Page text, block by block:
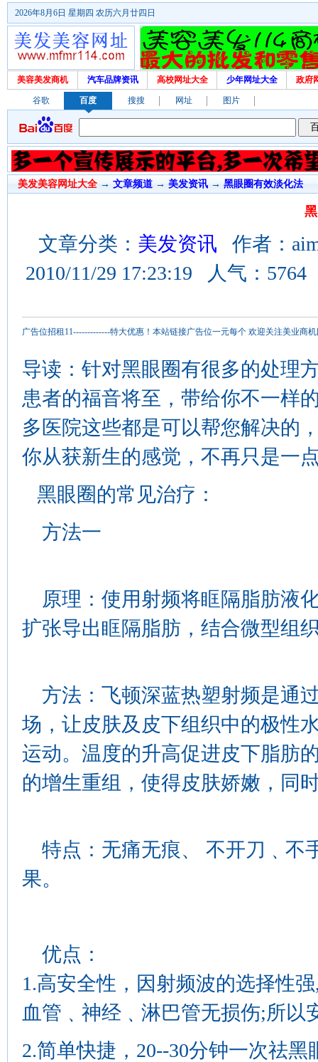
2026年8月6日 星期四 农历六月廿四日
美容美发商机 汽车品牌资讯 高校网址大全 少年网址大全 政府
谷歌 百度 搜搜 网址 图片
美发美容网址大全 → 文章频道→ 美发资讯 → 黑眼圈有效淡化法
文章分类： 美发资讯 作者：
2010/11/29 17:23:19 人气：
广告位招租11-------------特大优惠！本站链接广告位一元每个 欢迎关注美业商
导读：针对黑眼圈有很多的处理
患者的福音将至，带给你不一样
多医院这些都是可以帮您解决的
你从获新生的感觉，不再只是一
黑眼圈的常见治疗：
方法一
原理：使用射频将眶隔脂肪液
扩张导出眶隔脂肪，结合微型组
方法：飞顿深蓝热塑射频是通
场，让皮肤及皮下组织中的极性
运动。温度的升高促进皮下脂肪
的增生重组，使得皮肤娇嫩，同
特点：无痛无痕、 不开刀﹑不
果。
优点：
1.高安全性，因射频波的选择性
血管﹑神经﹑淋巴管无损伤;所
2.简单快捷，20--30分钟一次祛